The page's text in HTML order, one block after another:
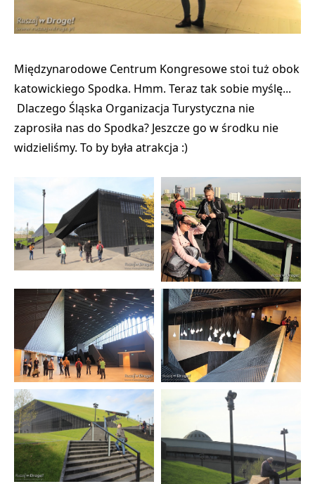
Międzynarodowe Centrum Kongresowe stoi tuż obok
katowickiego Spodka. Hmm. Teraz tak sobie myślę...
Dlaczego Śląska Organizacja Turystyczna nie
zaprosiła nas do Spodka? Jeszcze go w środku nie
widzieliśmy. To by była atrakcja :)